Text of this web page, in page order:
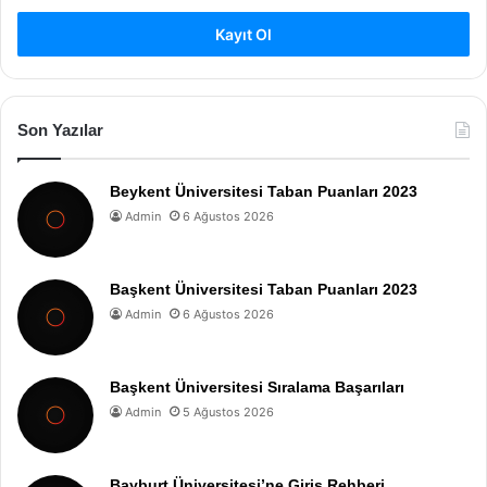
Kayıt Ol
Son Yazılar
Beykent Üniversitesi Taban Puanları 2023
Admin 6 Ağustos 2026
Başkent Üniversitesi Taban Puanları 2023
Admin 6 Ağustos 2026
Başkent Üniversitesi Sıralama Başarıları
Admin 5 Ağustos 2026